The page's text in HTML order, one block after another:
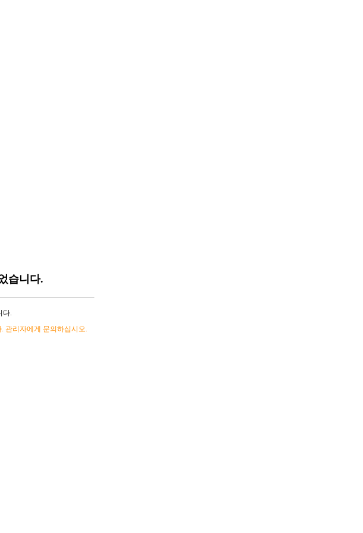
습니다.
다.
관리자에게 문의하십시오.